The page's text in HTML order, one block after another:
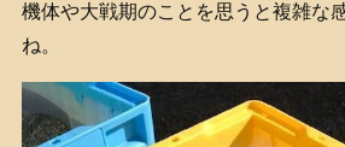
機体や大戦期のことを思うと複雑な
ね。